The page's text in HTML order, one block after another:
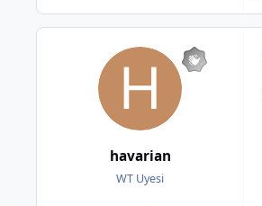
havarian
WT Uyesi